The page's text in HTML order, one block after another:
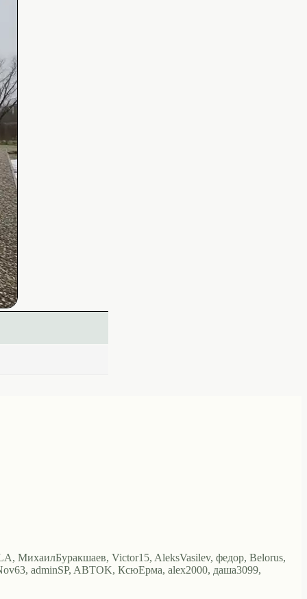
МихаилБуракшаев, Victor15, AleksVasilev, федор, Belorus,
adminSP, ABTOK, КсюЕрма, alex2000, даша3099,